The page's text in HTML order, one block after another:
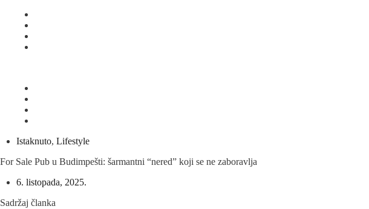
Istaknuto,Lifestyle
For Sale Pub u Budimpešti: šarmantni “nered” koji se ne zaboravlja
6. listopada, 2025.
Sadržaj članka